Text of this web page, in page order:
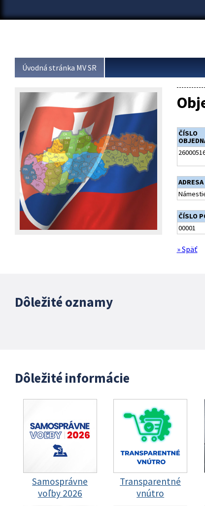
Úvodná stránka MV SR
ČÍSLO
ČÍSLO
00001
» Späť
Dôležité oznamy
Dôležité informácie
Samosprávne
voľby 2026
Transparentné
vnútro